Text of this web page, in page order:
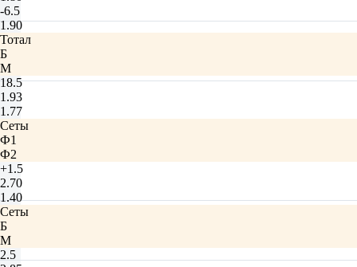
-6.5
1.90
Тотал
Б
М
18.5
1.93
1.77
Сеты
Ф1
Ф2
+1.5
2.70
1.40
Сеты
Б
М
2.5